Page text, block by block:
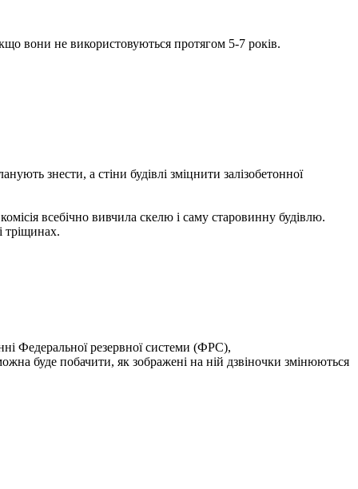
вони не використовуються протягом 5-7 років.
знести, а стіни будівлі зміцнити залізобетонної
всебічно вивчила скелю і саму старовинну будівлю.
тріщинах.
Федеральної резервної системи (ФРС),
буде побачити, як зображені на ній дзвіночки змінюються